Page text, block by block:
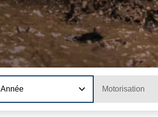
Année Motorisation